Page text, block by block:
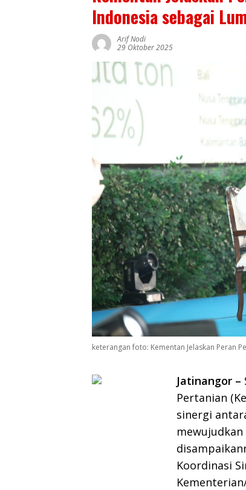
Indonesia sebagai
Arif Nodi
29 Oktober 2025
keterangan foto: Kementan Jelaskan Peran
Jatinangor –
Pertanian
sinergi
Koordinasi